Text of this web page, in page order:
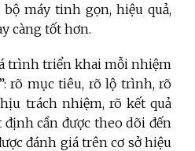
máy tinh gọn, hiệu quả,
càng tốt hơn.
trình triển khai mỗi nhiệm
rõ mục tiêu, rõ lộ trình, rõ
trách nhiệm, rõ kết quả
định cần được theo dõi đến
đánh giá trên cơ sở hiệu